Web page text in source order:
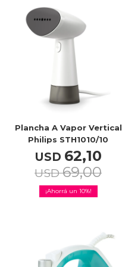
Plancha A Vapor Vertical
Philips STH1010/10
USD 62,10
USD 69,00
10
Hogar
Baño